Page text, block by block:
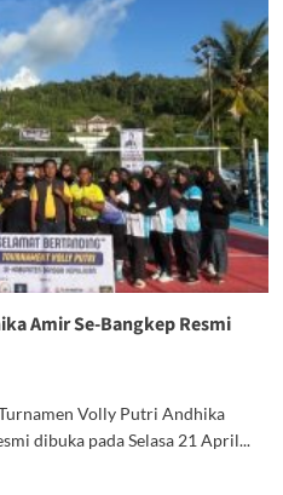
Amir Se-Bangkep Resmi
Volly Putri Andhika
dibuka pada Selasa 21 April...